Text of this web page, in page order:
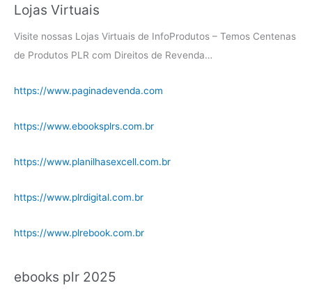
Lojas Virtuais
Visite nossas Lojas Virtuais de InfoProdutos – Temos Centenas
de Produtos PLR com Direitos de Revenda…
https://www.paginadevenda.com
https://www.ebooksplrs.com.br
https://www.planilhasexcell.com.br
https://www.plrdigital.com.br
https://www.plrebook.com.br
ebooks plr 2025